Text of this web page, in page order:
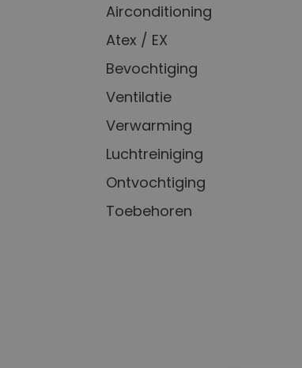
Airconditioning
Atex / EX
Bevochtiging
Ventilatie
Verwarming
Luchtreiniging
Ontvochtiging
Toebehoren